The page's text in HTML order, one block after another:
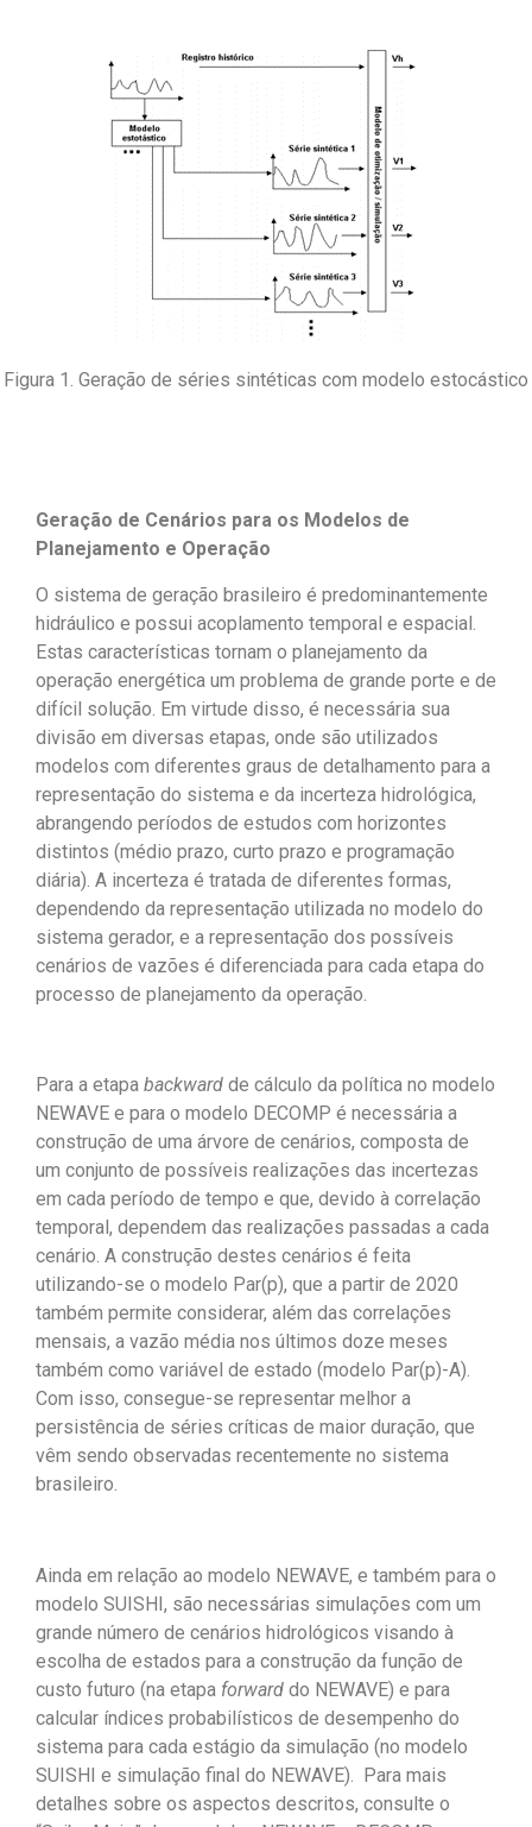
Figura 1. Geração de séries sintéticas com modelo estocástico
Geração de Cenários para os Modelos de
Planejamento e Operação
O sistema de geração brasileiro é predominantemente
hidráulico e possui acoplamento temporal e espacial.
Estas características tornam o planejamento da
operação energética um problema de grande porte e de
difícil solução. Em virtude disso, é necessária sua
divisão em diversas etapas, onde são utilizados
modelos com diferentes graus de detalhamento para a
representação do sistema e da incerteza hidrológica,
abrangendo períodos de estudos com horizontes
distintos (médio prazo, curto prazo e programação
diária). A incerteza é tratada de diferentes formas,
dependendo da representação utilizada no modelo do
sistema gerador, e a representação dos possíveis
cenários de vazões é diferenciada para cada etapa do
processo de planejamento da operação.
Para a etapa backward de cálculo da política no modelo
NEWAVE e para o modelo DECOMP é necessária a
construção de uma árvore de cenários, composta de
um conjunto de possíveis realizações das incertezas
em cada período de tempo e que, devido à correlação
temporal, dependem das realizações passadas a cada
cenário. A construção destes cenários é feita
utilizando-se o modelo Par(p), que a partir de 2020
também permite considerar, além das correlações
mensais, a vazão média nos últimos doze meses
também como variável de estado (modelo Par(p)-A).
Com isso, consegue-se representar melhor a
persistência de séries críticas de maior duração, que
vêm sendo observadas recentemente no sistema
brasileiro.
Ainda em relação ao modelo NEWAVE, e também para o
modelo SUISHI, são necessárias simulações com um
grande número de cenários hidrológicos visando à
escolha de estados para a construção da função de
custo futuro (na etapa forward do NEWAVE) e para
calcular índices probabilísticos de desempenho do
sistema para cada estágio da simulação (no modelo
SUISHI e simulação final do NEWAVE). Para mais
detalhes sobre os aspectos descritos, consulte o